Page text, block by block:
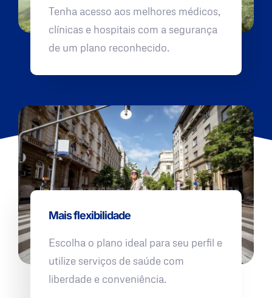
Tenha acesso aos melhores médicos,
clínicas e hospitais com a segurança
de um plano reconhecido.
Mais flexibilidade
Escolha o plano ideal para seu perfil e
utilize serviços de saúde com
liberdade e conveniência.